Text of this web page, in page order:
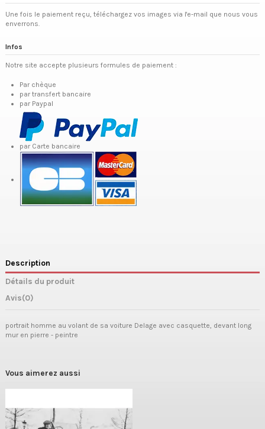
Une fois le paiement reçu, téléchargez vos images via l'e-mail que nous vous
enverrons.
Infos
Notre site accepte plusieurs formules de paiement :
Par chèque
par transfert bancaire
par Paypal
par Carte bancaire
Description
Détails du produit
Avis(0)
portrait homme au volant de sa voiture Delage avec casquette, devant long
mur en pierre - peintre
Vous aimerez aussi